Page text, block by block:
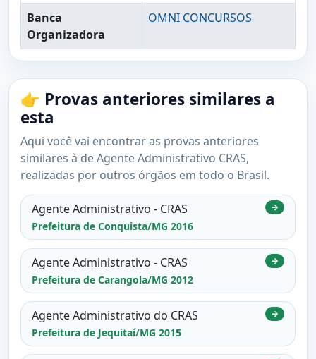
Banca
Organizadora
OMNI CONCURSOS
👉 Provas anteriores similares a
esta
Aqui você vai encontrar as provas anteriores
similares à de Agente Administrativo CRAS,
realizadas por outros órgãos em todo o Brasil.
Agente Administrativo - CRAS
Prefeitura de Conquista/MG 2016
→
Agente Administrativo - CRAS
Prefeitura de Carangola/MG 2012
→
Agente Administrativo do CRAS
Prefeitura de Jequitaí/MG 2015
→